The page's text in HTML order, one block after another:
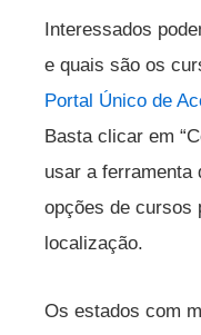
Interessados
e quais são os
Portal Único de
Basta clicar em
usar a ferramenta
opções de cursos
localização.
Os estados com